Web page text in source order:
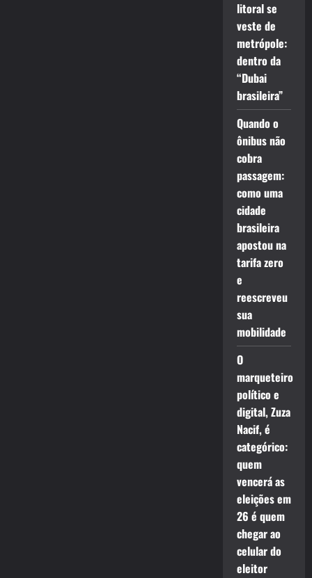
litoral se
veste de
metrópole:
dentro da
“Dubai
brasileira”
Quando o
ônibus não
cobra
passagem:
como uma
cidade
brasileira
apostou na
tarifa zero
e
reescreveu
sua
mobilidade
O
marqueteiro
político e
digital, Zuza
Nacif, é
categórico:
quem
vencerá as
eleições em
26 é quem
chegar ao
celular do
eleitor